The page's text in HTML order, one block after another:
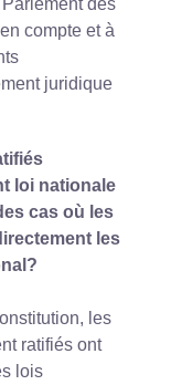
compte et à
juridique
loi nationale
cas où les
les
les
ratifiés ont
lois